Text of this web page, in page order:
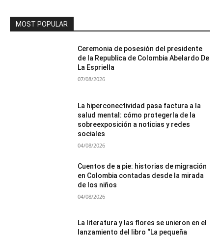
MOST POPULAR
Ceremonia de posesión del presidente
de la Republica de Colombia Abelardo De
La Espriella
07/08/2026
La hiperconectividad pasa factura a la
salud mental: cómo protegerla de la
sobreexposición a noticias y redes
sociales
04/08/2026
Cuentos de a pie: historias de migración
en Colombia contadas desde la mirada
de los niños
04/08/2026
La literatura y las flores se unieron en el
lanzamiento del libro “La pequeña